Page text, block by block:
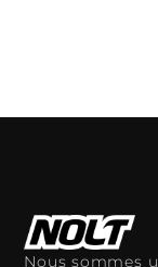
Nous sommes